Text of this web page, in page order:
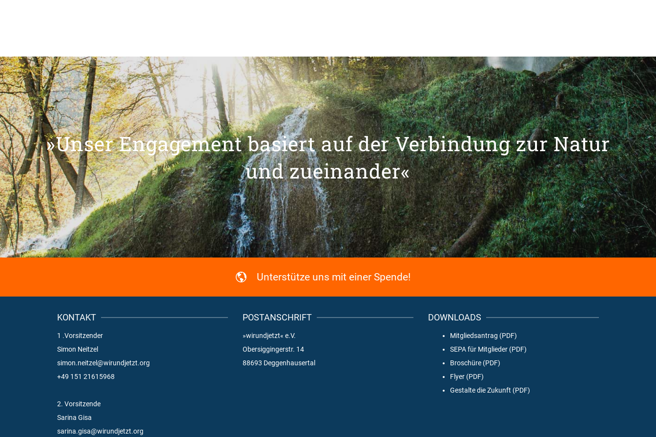
»Unser Engagement basiert auf der Verbindung zur Natur
und zueinander«
Unterstütze uns mit einer Spende!
KONTAKT
1 .Vorsitzender
Simon Neitzel
simon.neitzel@wirundjetzt.org
+49 151 21615968
2. Vorsitzende
Sarina Gisa
sarina.gisa@wirundjetzt.org
POSTANSCHRIFT
»wirundjetzt« e.V.
Obersiggingerstr. 14
88693 Deggenhausertal
DOWNLOADS
Mitgliedsantrag (PDF)
SEPA für Mitglieder (PDF)
Broschüre (PDF)
Flyer (PDF)
Gestalte die Zukunft (PDF)